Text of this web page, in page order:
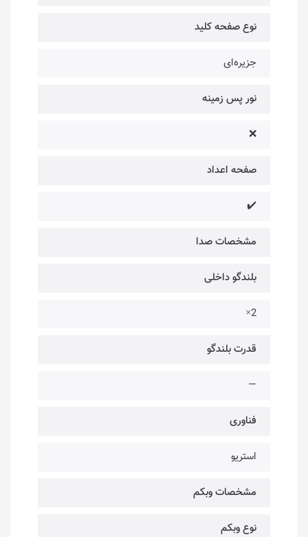
نوع صفحه کلید
جزیره‌ای
نور پس زمینه
❌
صفحه اعداد
✔️
مشخصات صدا
بلندگو داخلی
2×
قدرت بلندگو
—
فناوری‌
استریو
مشخصات وبکم
نوع وبکم